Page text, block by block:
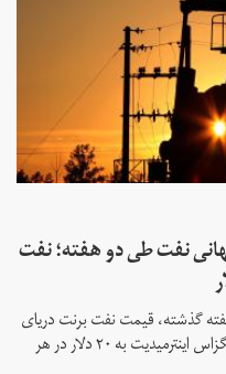
نفت طی دو هفته؛ نفت
گذشته، قیمت نفت برنت دریای
شمال به حدود ۲۴ دلار و قیمت نفت وست تگزاس اینترمیدیت به ۲۰ دلار در هر